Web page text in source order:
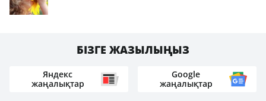
БІЗГЕ ЖАЗЫЛЫҢЫЗ
Яндекс
жаңалықтар
Google
жаңалықтар